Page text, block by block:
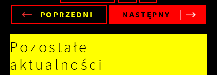
POPRZEDNI
NASTĘPNY
Pozostałe
aktualności